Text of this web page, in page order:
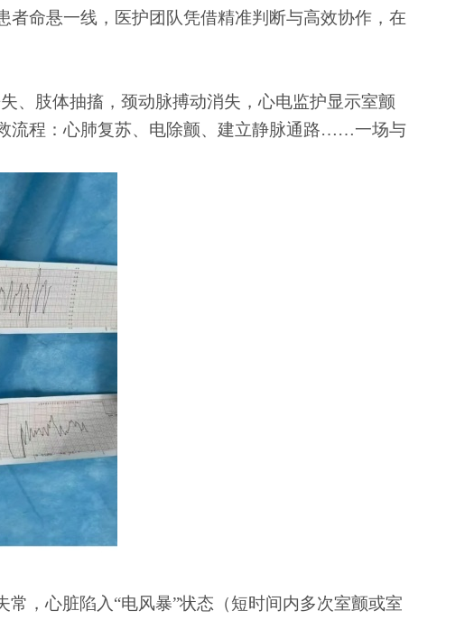
命悬一线，医护团队凭借精准判断与高效协作，在
、肢体抽搐，颈动脉搏动消失，心电监护显示室颤
流程：心肺复苏、电除颤、建立静脉通路……一场与
，心脏陷入“电风暴”状态（短时间内多次室颤或室